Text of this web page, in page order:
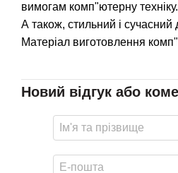
вимогам комп"ютерну техніку.
А також, стильний і сучасний
Матеріал виготовлення
Новий відгук або